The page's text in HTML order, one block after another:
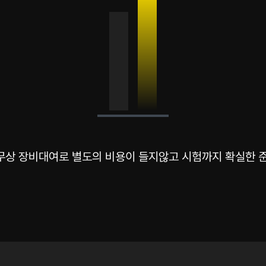
상 장비대여로 별도의 비용이 들지않고 시험까지 확실한